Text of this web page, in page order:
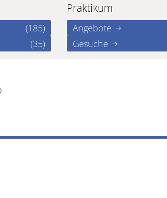
(185)
(35)
Praktikum
Angebote
Gesuche